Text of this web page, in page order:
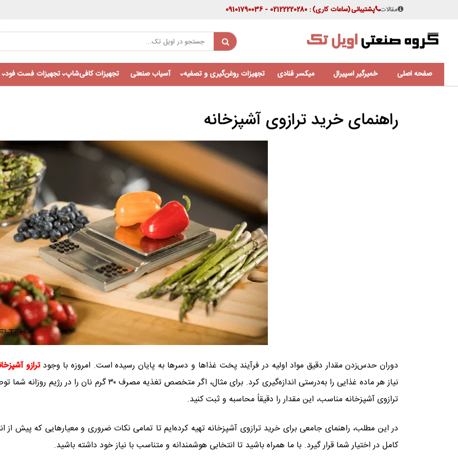
مقالات پشتیبانی(ساعات کاری): 02122220280 - 09101790036
صفحه اصلی خمیرگیر اسپیرال میکسر قنادی تجهیزات روغن‌گیری و تصفیه آسیاب صنعتی تجهیزات کافی‌شاپ تجهیزات فست فود
راهنمای خرید ترازوی آشپزخانه
دوران حدس‌زدن مقدار دقیق مواد اولیه در فرآیند پخت غذاها و دسرها به پایان رسیده است. امروزه با وجودترازو
نیاز هر ماده غذایی را به‌درستی اندازه‌گیری کرد. برای مثال،
ترازوی آشپزخانه مناسب، این مقدار را دقیقاً محاسبه و ثبت کنید.
در این مطلب، راهنمای جامعی برای خرید ترازوی آشپزخانه تهیه کرده‌ایم تا تمامی نکات ضروری و معیارهایی که پیش از
کامل در اختیار شما قرار گیرد. با ما همراه باشید تا انتخابی هوشمندانه و متناسب با نیاز خود داشته باشید.